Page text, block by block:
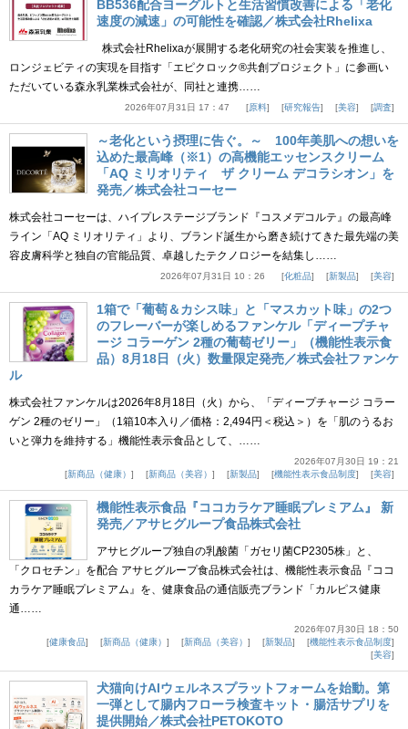
BB536配合ヨーグルトと生活習慣改善による「老化
速度の減速」の可能性を確認／株式会社Rhelixa
株式会社Rhelixaが展開する老化研究の社会実装を推進し、
ロンジェビティの実現を目指す「エピクロック®共創プロジェクト」に参画い
ただいている森永乳業株式会社が、同社と連携……
2026年07月31日 17：47 原料 研究報告 美容 調査
～老化という摂理に告ぐ。～ 100年美肌への想いを
込めた最高峰（※1）の高機能エッセンスクリーム
「AQ ミリオリティ ザ クリーム デコラシオン」を
発売／株式会社コーセー
株式会社コーセーは、ハイプレステージブランド『コスメデコルテ』の最高峰
ライン「AQ ミリオリティ」より、ブランド誕生から磨き続けてきた最先端の美
容皮膚科学と独自の官能品質、卓越したテクノロジーを結集し……
2026年07月31日 10：26 化粧品 新製品 美容
1箱で「葡萄＆カシス味」と「マスカット味」の2つ
のフレーバーが楽しめるファンケル「ディープチャ
ージ コラーゲン 2種の葡萄ゼリー」（機能性表示食
品）8月18日（火）数量限定発売／株式会社ファンケ
ル
株式会社ファンケルは2026年8月18日（火）から、「ディープチャージ コラー
ゲン 2種のゼリー」（1箱10本入り／価格：2,494円＜税込＞）を「肌のうるお
いと弾力を維持する」機能性表示食品として、……
2026年07月30日 19：21
新商品（健康）
新商品（美容） 新製品 機能性表示食品制度 美容
機能性表示食品『ココカラケア睡眠プレミアム』 新
発売／アサヒグループ食品株式会社
アサヒグループ独自の乳酸菌「ガセリ菌CP2305株」と、
「クロセチン」を配合 アサヒグループ食品株式会社は、機能性表示食品『ココ
カラケア睡眠プレミアム』を、健康食品の通信販売ブランド「カルピス健康
通……
2026年07月30日 18：50
健康食品
新商品（健康） 新商品（美容） 新製品
機能性表示食品制度
美容
犬猫向けAIウェルネスプラットフォームを始動。第
一弾として腸内フローラ検査キット・腸活サプリを
提供開始／株式会社PETOKOTO